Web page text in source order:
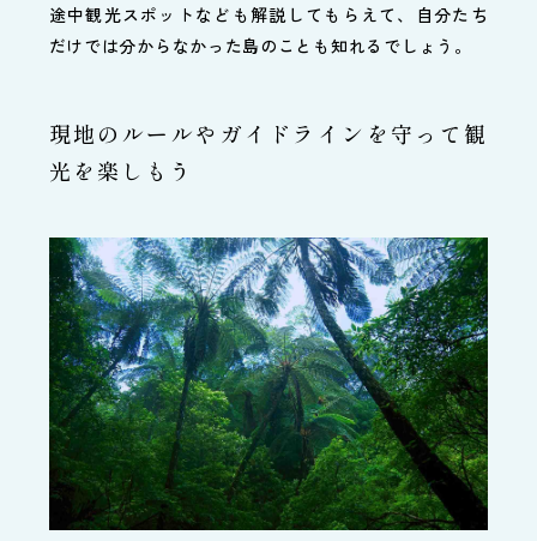
途中観光スポットなども解説してもらえて、自分たち
だけでは分からなかった島のことも知れるでしょう。
現地のルールやガイドラインを守って観
光を楽しもう